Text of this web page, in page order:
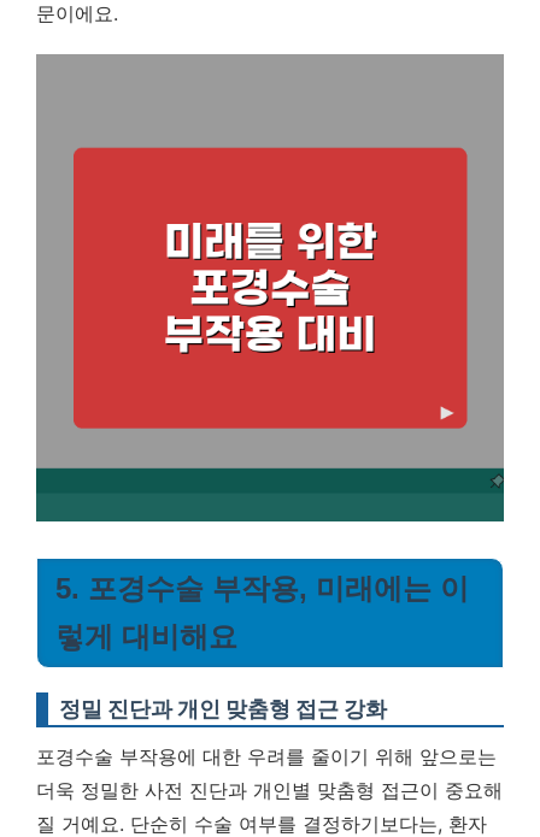
문이에요.
5. 포경수술 부작용, 미래에는 이
렇게 대비해요
정밀 진단과 개인 맞춤형 접근 강화
포경수술 부작용에 대한 우려를 줄이기 위해 앞으로는
더욱 정밀한 사전 진단과 개인별 맞춤형 접근이 중요해
질 거예요. 단순히 수술 여부를 결정하기보다는, 환자